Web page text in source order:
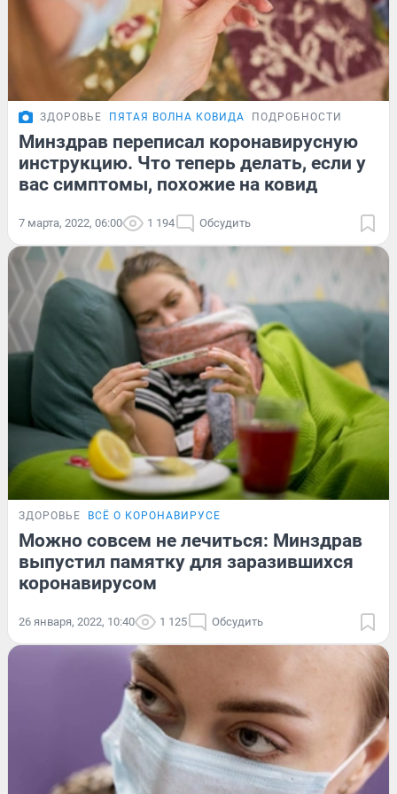
ЗДОРОВЬЕ ПЯТАЯ ВОЛНА КОВИДА ПОДРОБНОСТИ
Минздрав переписал коронавирусную
инструкцию. Что теперь делать, если у
вас симптомы, похожие на ковид
7 марта, 2022, 06:00 1 194 Обсудить
ЗДОРОВЬЕ ВСЁ О КОРОНАВИРУСЕ
Можно совсем не лечиться: Минздрав
выпустил памятку для заразившихся
коронавирусом
26 января, 2022, 10:40 1 125 Обсудить